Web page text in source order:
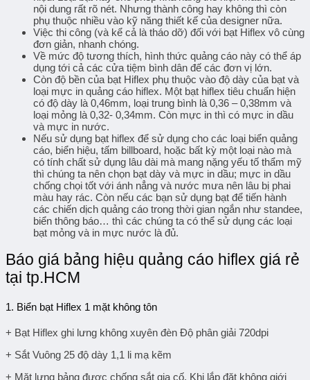
nội dung rất rõ nét. Nhưng thành công hay không thì còn
phụ thuộc nhiều vào kỹ năng thiết kế của designer nữa.
Việc thi công (và kể cả là tháo dỡ) đối với bạt Hiflex vô cùng
đơn giản, nhanh chóng.
Về mức độ tương thích, hình thức quảng cáo này có thể áp
dụng tới cả các cửa tiệm bình dân đế các đơn vị lớn.
Còn độ bền của bạt Hiflex phụ thuộc vào độ dày của bạt và
loại mực in quảng cáo hiflex. Một bạt hiflex tiêu chuẩn hiện
có độ dày là 0,46mm, loại trung bình là 0,36 – 0,38mm và
loại mỏng là 0,32- 0,34mm. Còn mực in thì có mực in dầu
và mực in nước.
Nếu sử dụng bạt hiflex để sử dụng cho các loại biển quảng
cáo, biển hiệu, tấm billboard, hoặc bất kỳ một loại nào mà
có tính chất sử dụng lâu dài mà mang nặng yếu tố thẩm mỹ
thì chúng ta nên chọn bạt dày và mực in dầu; mực in dầu
chống chọi tốt với ánh nẳng và nước mưa nên lâu bị phai
màu hay rác. Còn nếu các bạn sử dụng bạt để tiến hành
các chiến dịch quảng cáo trong thời gian ngắn như standee,
biển thông báo… thì các chúng ta có thể sử dụng các loại
bạt mỏng và in mực nước là đủ.
Báo giá bảng hiệu quảng cáo hiflex giá rẻ
tại tp.HCM
1. Biển bạt Hiflex 1 mặt không tôn
+ Bạt Hiflex ghi lưng không xuyên đèn Độ phân giải 720dpi
+ Sắt Vuông 25 độ dày 1,1 li mạ kẽm
+ Mặt lưng bảng được chống sắt gia cố. Khi lắp đặt không giới